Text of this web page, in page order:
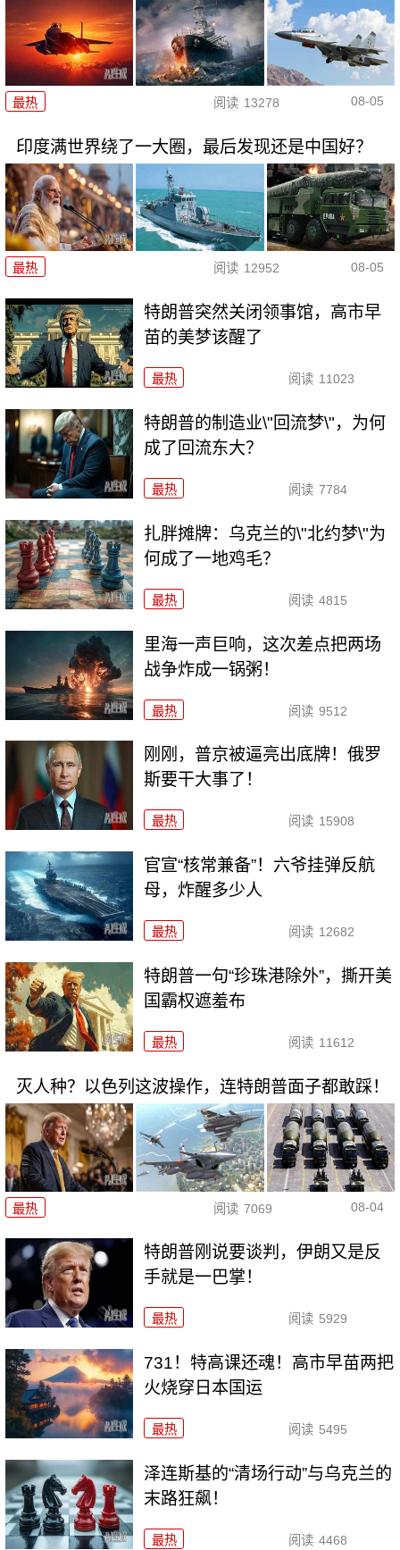
最热 阅读 13278 08-05
印度满世界绕了一大圈，最后发现还是中国好？
最热 阅读 12952 08-05
特朗普突然关闭领事馆，高市早
苗的美梦该醒了
最热 阅读 11023
特朗普的制造业\"回流梦\"，为何
成了回流东大？
最热 阅读 7784
扎胖摊牌：乌克兰的\"北约梦\"为
何成了一地鸡毛？
最热 阅读 4815
里海一声巨响，这次差点把两场
战争炸成一锅粥！
最热 阅读 9512
刚刚，普京被逼亮出底牌！俄罗
斯要干大事了！
最热 阅读 15908
官宣“核常兼备”！六爷挂弹反航
母，炸醒多少人
最热 阅读 12682
特朗普一句“珍珠港除外”，撕开美
国霸权遮羞布
最热 阅读 11612
灭人种？以色列这波操作，连特朗普面子都敢踩！
最热 阅读 7069 08-04
特朗普刚说要谈判，伊朗又是反
手就是一巴掌！
最热 阅读 5929
731！特高课还魂！高市早苗两把
火烧穿日本国运
最热 阅读 5495
泽连斯基的“清场行动”与乌克兰的
末路狂飙！
最热 阅读 4468